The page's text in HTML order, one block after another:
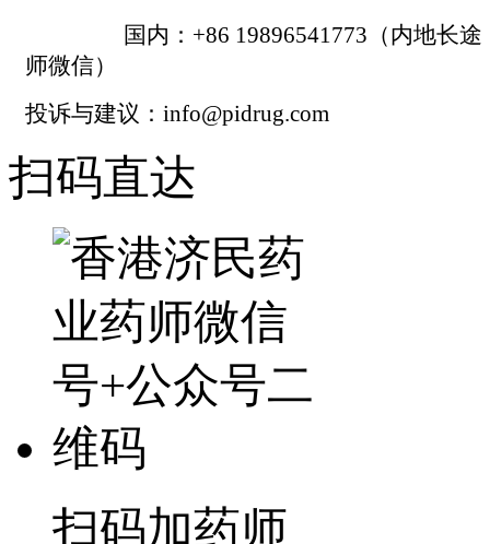
国内：+86 19896541773（内地长途
师微信）
投诉与建议：info@pidrug.com
扫码直达
扫码加药师